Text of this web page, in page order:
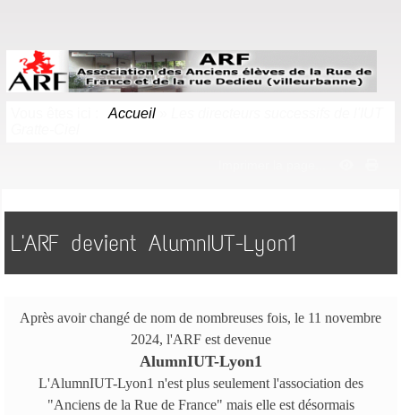
Accueil
L'ARF devient AlumnIUT-Lyon1
Après avoir changé de nom de nombreuses fois, le 11 novembre
2024, l'ARF est devenue
AlumnIUT-Lyon1
L'AlumnIUT-Lyon1 n'est plus seulement l'association des
"Anciens de la Rue de France" mais elle est désormais